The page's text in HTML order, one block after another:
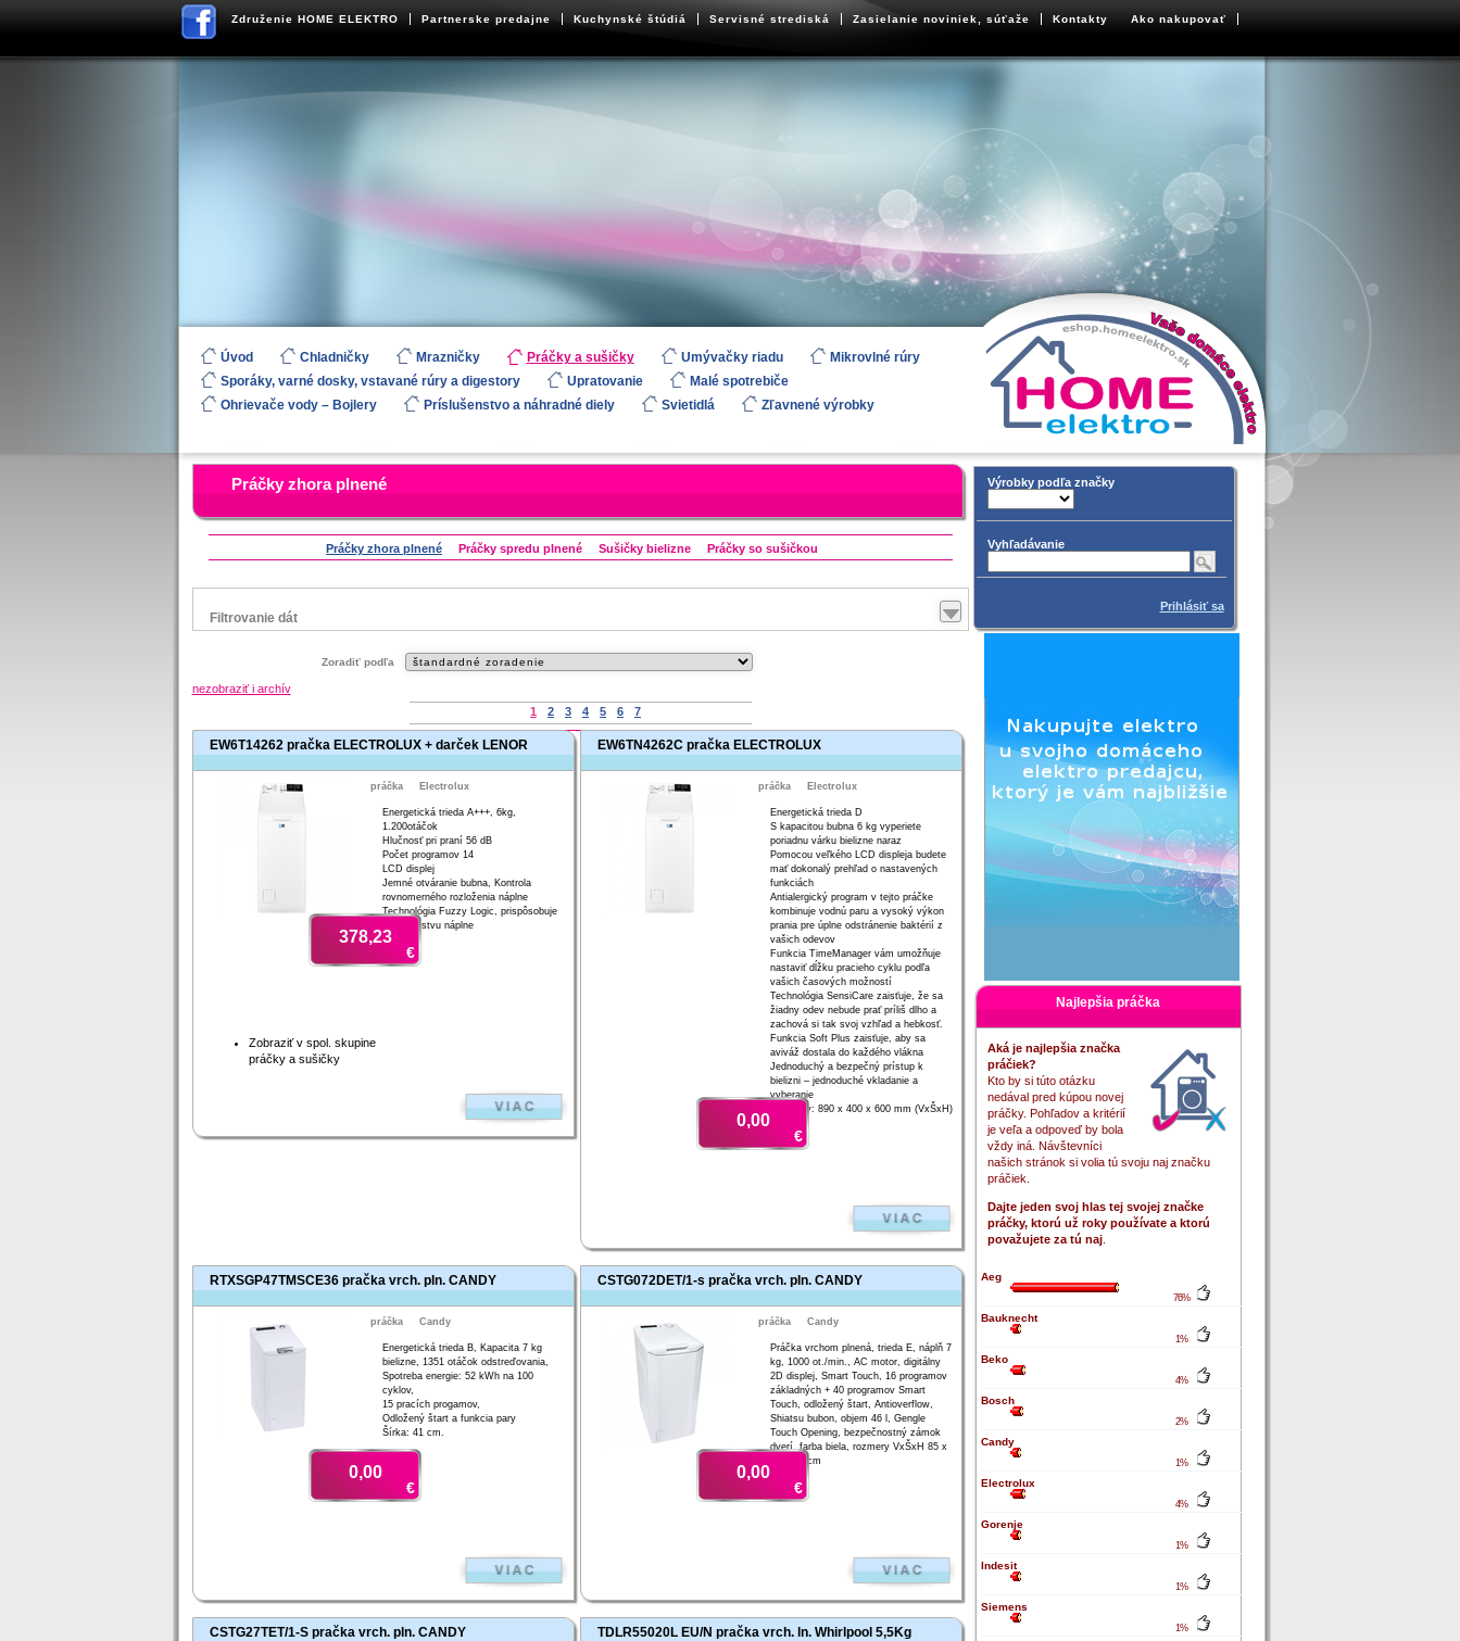
Združenie HOME ELEKTRO Partnerske predajne Kuchynské štúdiá Servisné strediská Zasielanie noviniek, súťaže Kontakty Ako nakupovať
Úvod Chladničky Mrazničky Práčky a sušičky Umývačky riadu
Mikrovlné rúry
Sporáky, varné dosky, vstavané rúry a digestory
Upratovanie
Malé spotrebiče
Ohrievače vody – Bojlery
Príslušenstvo a náhradné diely Svietidlá Zľavnené výrobky
Práčky zhora plnené
Práčky zhora plnené Práčky spredu plnené Sušičky bielizne Práčky so sušičkou
Filtrovanie dát
Whirlpool
Status
Zľavnený výrobok
Zoradiť podľa
nezobraziť i archív
1
2 3 4 5 6 7
EW6T14262 pračka ELECTROLUX + darček LENOR
práčka Electrolux
Energetická trieda A+++, 6kg,
1.200otáčok
Hlučnosť pri praní 56 dB
Počet programov 14
LCD displej
Jemné otváranie bubna, Kontrola
rovnomerného rozloženia náplne
Technológia Fuzzy Logic, prispôsobuje
sa množstvu náplne
378,23
€
Zobraziť v spol. skupine
práčky a sušičky
EW6TN4262C pračka ELECTROLUX
práčka Electrolux
Energetická trieda D
S kapacitou bubna 6 kg vyperiete
poriadnu várku bielizne naraz
Pomocou veľkého LCD displeja budete
mať dokonalý prehľad o nastavených
funkciách
Antialergický program v tejto práčke
kombinuje vodnú paru a vysoký výkon
prania pre úplne odstránenie baktérií z
vašich odevov
Funkcia TimeManager vám umožňuje
nastaviť dĺžku pracieho cyklu podľa
vašich časových možností
Technológia SensiCare zaisťuje, že sa
žiadny odev nebude prať príliš dlho a
zachová si tak svoj vzhľad a hebkosť.
Funkcia Soft Plus zaisťuje, aby sa
aviváž dostala do každého vlákna
Jednoduchý a bezpečný prístup k
bielizni – jednoduché vkladanie a
vyberanie
Rozmery: 890 x 400 x 600 mm (VxŠxH)
0,00
€
RTXSGP47TMSCE36 pračka vrch. pln. CANDY
práčka Candy
Energetická trieda B, Kapacita 7 kg
bielizne, 1351 otáčok odstreďovania,
Spotreba energie: 52 kWh na 100
cyklov,
15 pracích progamov,
Odložený štart a funkcia pary
Šírka: 41 cm.
0,00
€
CSTG072DET/1-s pračka vrch. pln. CANDY
práčka Candy
Práčka vrchom plnená, trieda E, náplň 7
kg, 1000 ot./min., AC motor, digitálny
2D displej, Smart Touch, 16 programov
základných + 40 programov Smart
Touch, odložený štart, Antioverflow,
Shiatsu bubon, objem 46 l, Gengle
Touch Opening, bezpečnostný zámok
dverí, farba biela, rozmery VxŠxH 85 x
41 x 60 cm
0,00
€
CSTG27TET/1-S pračka vrch. pln. CANDY TDLR55020L EU/N pračka vrch. ln. Whirlpool 5,5Kg
Výrobky podľa značky
Vyhľadávanie
Prihlásiť sa
Najlepšia práčka
Aká je najlepšia značka
práčiek?
Kto by si túto otázku
nedával pred kúpou novej
práčky. Pohľadov a kritérií
je veľa a odpoveď by bola
vždy iná. Návštevníci
našich stránok si volia tú svoju naj značku
práčiek.
Dajte jeden svoj hlas tej svojej značke
práčky, ktorú už roky používate a ktorú
považujete za tú naj.
Aeg
76%
Bauknecht
1%
Beko
4%
Bosch
2%
Candy
1%
Electrolux
4%
Gorenje
1%
Indesit
1%
Siemens
1%